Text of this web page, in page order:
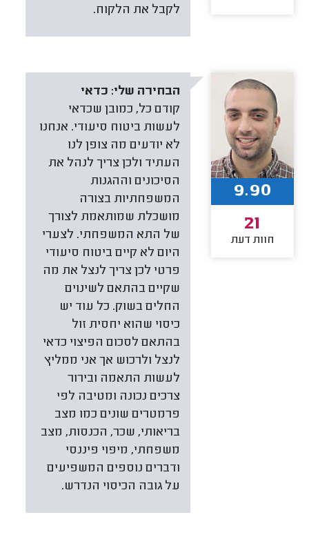
לקבל את הלקוח.
הבחירה שלי: כדאי
קודם כל, כמובן שכדאי
לעשות ביטוח סיעודי. אנחנו
לא יודעים מה צופן לנו
העתיד ולכן צריך לנהל את
הסיכונים וההגנות
המשפחתיות בצורה
מושכלת שמותאמת לצורך
של התא המשפחתי. לצערי
היום לא קיים ביטוח סיעודי
פרטי לכן צריך לנצל את מה
שקיים בהתאם לשינוים
החלים בשוק. כל עוד יש
כיסוי שהוא יחסית זול
בהתאם לסכום הפיצוי כדאי
לנצל ולרכוש אך אני ממליץ
לעשות התאמה ובירור
צרכים נכונה ומטיבה לפי
פרמטרים שונים כמו מצב
בריאותי, שכר, הכנסות, מצב
משפחתי, מיפוי פיננסי
ודברים נוספים המשפיעים
על גובה הכיסוי הנדרש.
9.90
21
חוות דעת